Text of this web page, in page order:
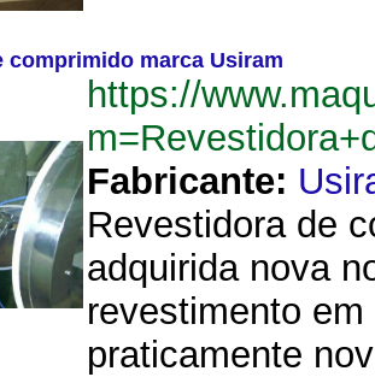
comprimido marca Usiram
https://
Fabricante:
Revestidora de
adquirida nova
revestimento
praticamente